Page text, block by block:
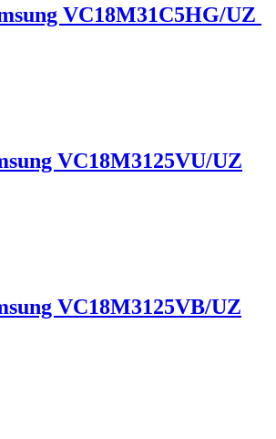
VC18M31C5HG/UZ
VC18M3125VU/UZ
VC18M3125VB/UZ